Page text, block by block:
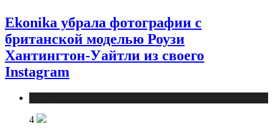
Ekonika убрала фотографии с
британской моделью Роузи
Хантингтон-Уайтли из своего
Instagram
4